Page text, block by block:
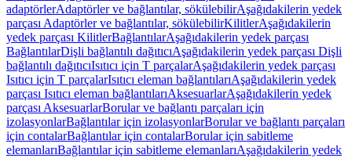
adaptörlerAdaptörler ve bağlantılar, sökülebilirAşağıdakilerin yedek
parçası Adaptörler ve bağlantılar, sökülebilirKilitlerAşağıdakilerin
yedek parçası KilitlerBağlantılarAşağıdakilerin yedek parçası
BağlantılarDişli bağlantılı dağıtıcıAşağıdakilerin yedek parçası Dişli
bağlantılı dağıtıcıIsıtıcı için T parçalarAşağıdakilerin yedek parçası
Isıtıcı için T parçalarIsıtıcı eleman bağlantılarıAşağıdakilerin yedek
parçası Isıtıcı eleman bağlantılarıAksesuarlarAşağıdakilerin yedek
parçası AksesuarlarBorular ve bağlantı parçaları için
izolasyonlarBağlantılar için izolasyonlarBorular ve bağlantı parçaları
için contalarBağlantılar için contalarBorular için sabitleme
elemanlarıBağlantılar için sabitleme elemanlarıAşağıdakilerin yedek